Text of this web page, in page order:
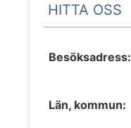
HITTA OSS
Besöksadress:
Län, kommun: